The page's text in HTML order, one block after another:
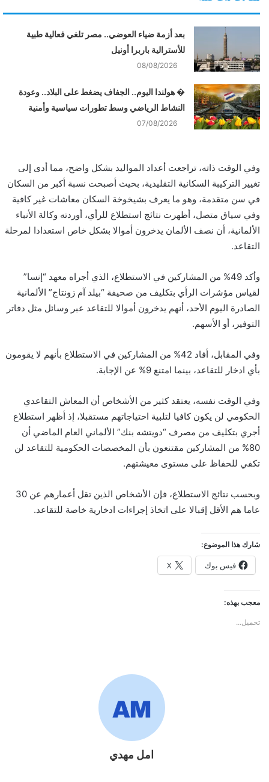
بعد أزمة ضياء العوضي.. مصر تلغي فعالية طبية
للأسترالية باربرا أونيل
08/08/2026
� هولندا اليوم.. الجفاف يضغط على البلاد.. وعودة
النشاط الرياضي وسط تطورات سياسية وأمنية
07/08/2026
وفي الوقت ذاته، تراجعت أعداد المواليد بشكل واضح، مما أدى إلى
تغيير التركيبة السكانية التقليدية، بحيث أصبحت نسبة أكبر من السكان
في سن متقدمة، وهو ما يعرف بشيخوخة السكان معاشات غير كافية
وفي سياق متصل، أظهرت نتائج استطلاع للرأي، أوردته وكالة الأنباء
الألمانية، أن نصف الألمان يدخرون أموالا بشكل خاص استعدادا لمرحلة
التقاعد.
وأكد 49% من المشاركين في الاستطلاع، الذي أجراه معهد “إنسا”
لقياس مؤشرات الرأي بتكليف من صحيفة “بيلد آم زونتاج” الألمانية
الصادرة اليوم الأحد، أنهم يدخرون أموالا للتقاعد عبر وسائل مثل دفاتر
التوفير، أو الأسهم.
وفي المقابل، أفاد 42% من المشاركين في الاستطلاع بأنهم لا يقومون
بأي ادخار للتقاعد، بينما امتنع 9% عن الإجابة.
وفي الوقت نفسه، يعتقد كثير من الأشخاص أن المعاش التقاعدي
الحكومي لن يكون كافيا لتلبية احتياجاتهم مستقبلا، إذ أظهر استطلاع
أجري بتكليف من مصرف “دويتشه بنك” الألماني العام الماضي أن
80% من المشاركين مقتنعون بأن المخصصات الحكومية للتقاعد لن
تكفي للحفاظ على مستوى معيشتهم.
وبحسب نتائج الاستطلاع، فإن الأشخاص الذين تقل أعمارهم عن 30
عاما هم الأقل إقبالا على اتخاذ إجراءات ادخارية خاصة للتقاعد.
شارك هذا الموضوع:
فيس بوك X
معجب بهذه:
تحميل...
امل مهدي